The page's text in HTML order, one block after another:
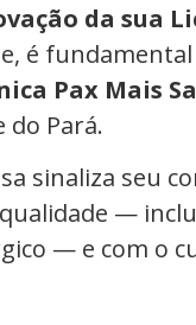
da sua
é
Pax Mais
Pará.
sinaliza seu
—
— e com o